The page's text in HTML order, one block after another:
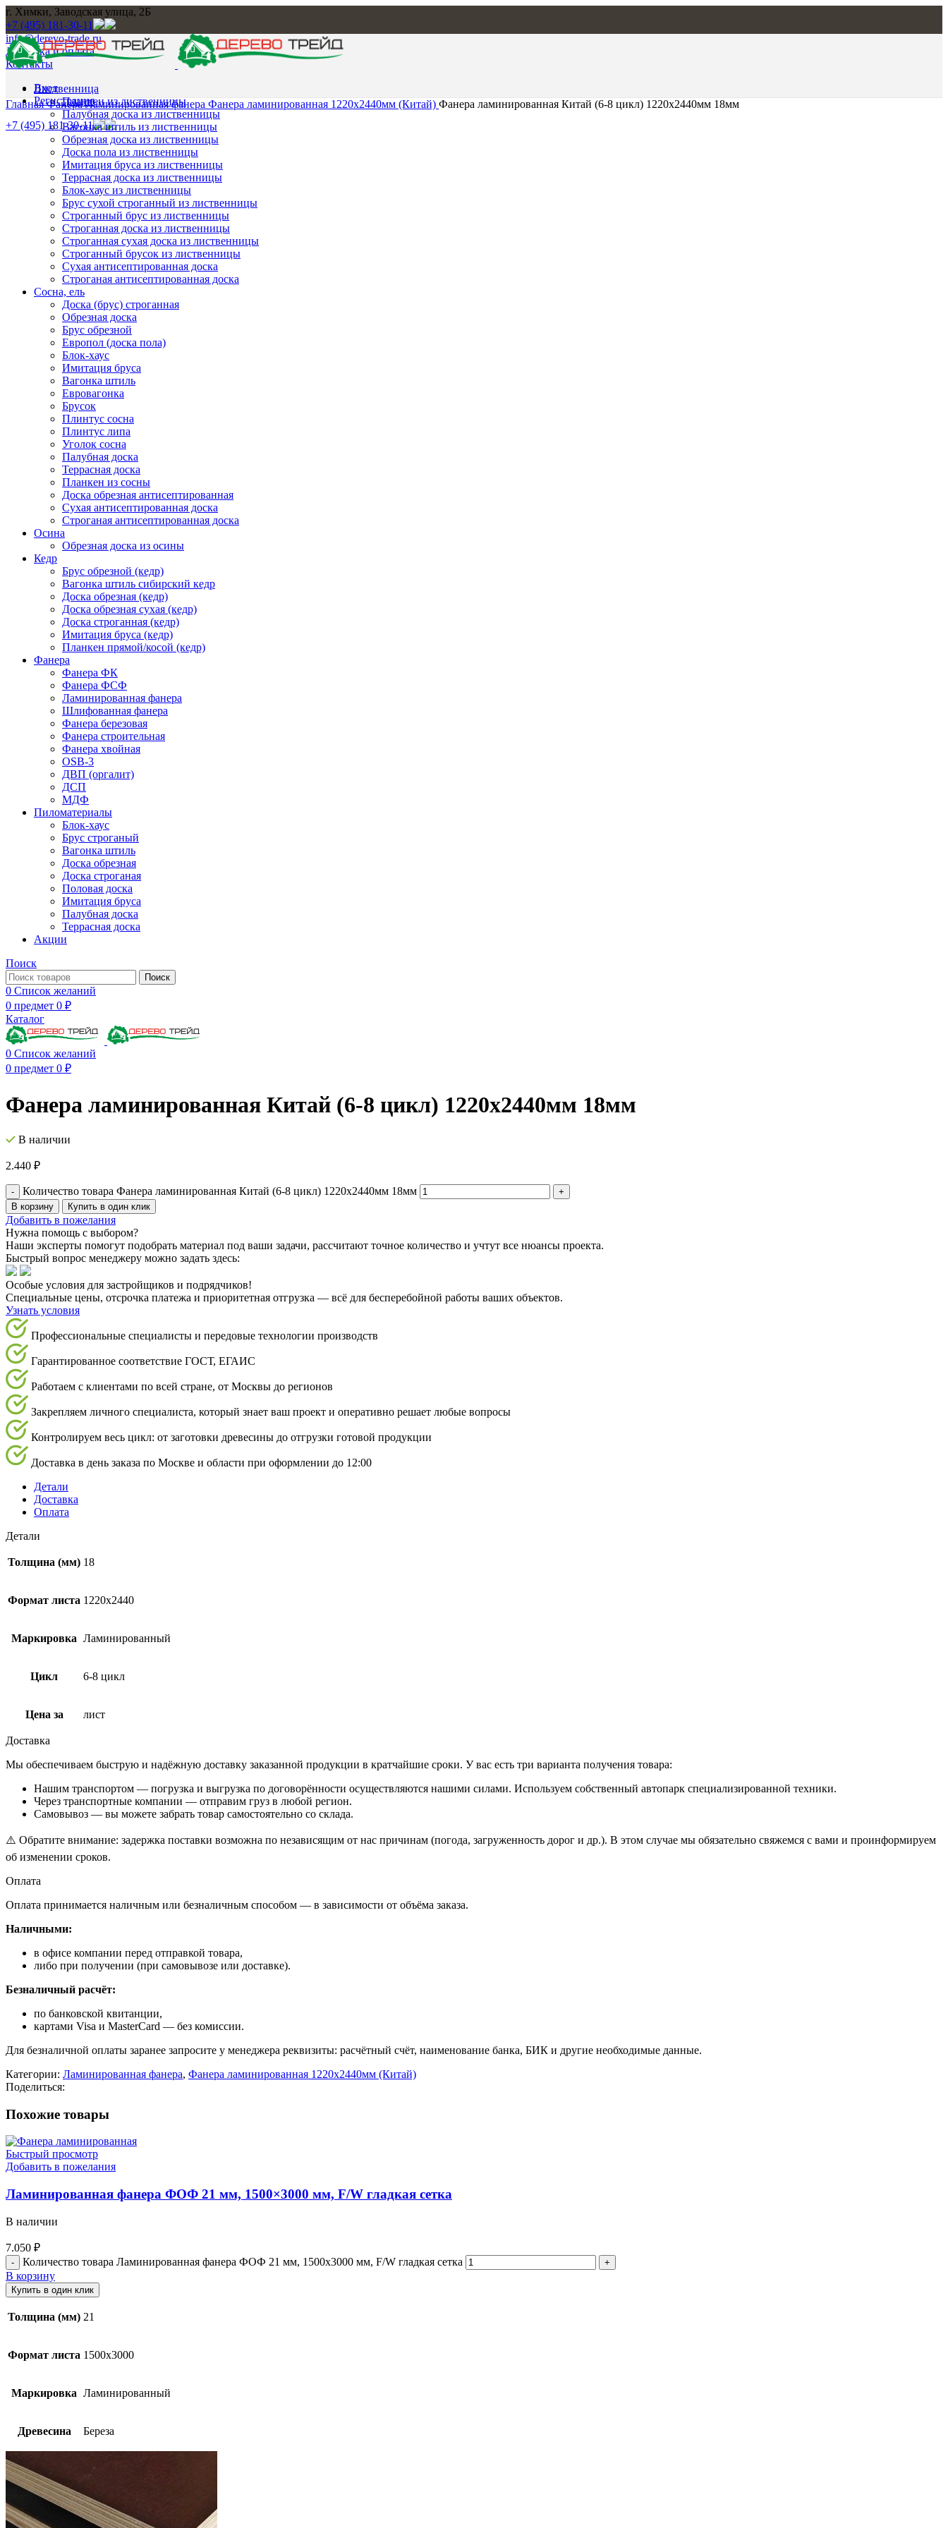
г. Химки, Заводская улица, 2Б
+7 (495) 181-30-11
info@derevo-trade.ru
Доставка и оплата
Контакты
Вход
Регистрация
+7 (495) 181-30-11
Лиственница
Планкен из лиственницы
Палубная доска из лиственницы
Вагонка штиль из лиственницы
Обрезная доска из лиственницы
Доска пола из лиственницы
Имитация бруса из лиственницы
Террасная доска из лиственницы
Блок-хаус из лиственницы
Брус сухой строганный из лиственницы
Строганный брус из лиственницы
Строганная доска из лиственницы
Строганная сухая доска из лиственницы
Строганный брусок из лиственницы
Сухая антисептированная доска
Строганая антисептированная доска
Сосна, ель
Доска (брус) строганная
Обрезная доска
Брус обрезной
Европол (доска пола)
Блок-хаус
Имитация бруса
Вагонка штиль
Евровагонка
Брусок
Плинтус сосна
Плинтус липа
Уголок сосна
Палубная доска
Террасная доска
Планкен из сосны
Доска обрезная антисептированная
Сухая антисептированная доска
Строганая антисептированная доска
Осина
Обрезная доска из осины
Кедр
Брус обрезной (кедр)
Вагонка штиль сибирский кедр
Доска обрезная (кедр)
Доска обрезная сухая (кедр)
Доска строганная (кедр)
Имитация бруса (кедр)
Планкен прямой/косой (кедр)
Фанера
Фанера ФК
Фанера ФСФ
Ламинированная фанера
Шлифованная фанера
Фанера березовая
Фанера строительная
Фанера хвойная
OSB-3
ДВП (оргалит)
ДСП
МДФ
Пиломатериалы
Блок-хаус
Брус строганый
Вагонка штиль
Доска обрезная
Доска строганая
Половая доска
Имитация бруса
Палубная доска
Террасная доска
Акции
Поиск
Поиск
0 Список желаний
0 предмет 0 ₽
Каталог
0 Список желаний
0 предмет 0 ₽
ГлавнаяФанераЛаминированная фанера Фанера ламинированная 1220х2440мм (Китай) Фанера ламинированная Китай (6-8 цикл) 1220х2440мм 18мм
Нажмите, чтобы увеличить изображение
Фанера ламинированная Китай (6-8 цикл) 1220х2440мм 18мм
В наличии
2.440 ₽
Количество товара Фанера ламинированная Китай (6-8 цикл) 1220х2440мм 18мм
В корзину Купить в один клик
Добавить в пожелания
Нужна помощь с выбором?
Наши эксперты помогут подобрать материал под ваши задачи, рассчитают точное количество и учтут все нюансы проекта.
Быстрый вопрос менеджеру можно задать здесь:
Особые условия для застройщиков и подрядчиков!
Специальные цены, отсрочка платежа и приоритетная отгрузка — всё для бесперебойной работы ваших объектов.
Узнать условия
Профессиональные специалисты и передовые технологии производств
Гарантированное соответствие ГОСТ, ЕГАИС
Работаем с клиентами по всей стране, от Москвы до регионов
Закрепляем личного специалиста, который знает ваш проект и оперативно решает любые вопросы
Контролируем весь цикл: от заготовки древесины до отгрузки готовой продукции
Доставка в день заказа по Москве и области при оформлении до 12:00
Детали
Доставка
Оплата
Детали
Толщина (мм) 18
Формат листа 1220х2440
Маркировка Ламинированный
Цикл 6-8 цикл
Цена за лист
Доставка
Мы обеспечиваем быструю и надёжную доставку заказанной продукции в кратчайшие сроки. У вас есть три варианта получения товара:
Нашим транспортом — погрузка и выгрузка по договорённости осуществляются нашими силами. Используем собственный автопарк специализированной техники.
Через транспортные компании — отправим груз в любой регион.
Самовывоз — вы можете забрать товар самостоятельно со склада.
⚠️ Обратите внимание: задержка поставки возможна по независящим от нас причинам (погода, загруженность дорог и др.). В этом случае мы обязательно свяжемся с вами и проинформируем
об изменении сроков.
Оплата
Оплата принимается наличным или безналичным способом — в зависимости от объёма заказа.
Наличными:
в офисе компании перед отправкой товара,
либо при получении (при самовывозе или доставке).
Безналичный расчёт:
по банковской квитанции,
картами Visa и MasterCard — без комиссии.
Для безналичной оплаты заранее запросите у менеджера реквизиты: расчётный счёт, наименование банка, БИК и другие необходимые данные.
Категории: Ламинированная фанера, Фанера ламинированная 1220х2440мм (Китай)
Поделиться:
Похожие товары
Быстрый просмотр
Добавить в пожелания
Ламинированная фанера ФОФ 21 мм, 1500×3000 мм, F/W гладкая сетка
В наличии
7.050 ₽
Количество товара Ламинированная фанера ФОФ 21 мм, 1500x3000 мм, F/W гладкая сетка
В корзину
Купить в один клик
Толщина (мм) 21
Формат листа 1500х3000
Маркировка Ламинированный
Древесина Береза